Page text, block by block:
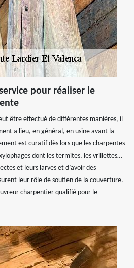
pour réaliser le
être effectué de différentes manières, il
a lieu, en général, en usine avant la
est curatif dès lors que les charpentes
dont les termites, les vrillettes…
et leurs larves et d’avoir des
leur rôle de soutien de la couverture.
charpentier qualifié pour le